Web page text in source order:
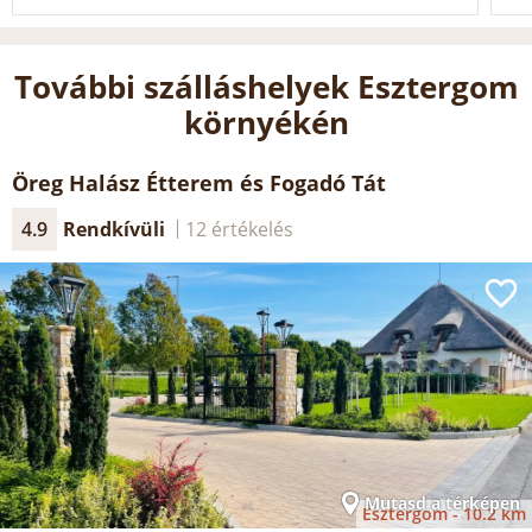
További szálláshelyek Esztergom
környékén
Öreg Halász Étterem és Fogadó Tát
4.9 Rendkívüli 12 értékelés
Mutasd a térképen
Esztergom -10.2 km